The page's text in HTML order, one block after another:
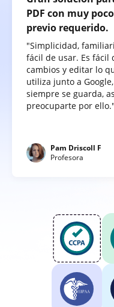
PDF con muy
previo requerido.
"Simplicidad,
fácil de usar. Es fácil
cambios y editar lo
utiliza junto a
siempre se guarda,
preocuparte por ello."
Pam Driscoll F
Profesora